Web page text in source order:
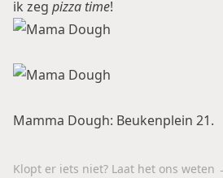
ik zeg pizza time!
Mamma Dough: Beukenplein 21.
Klopt er iets niet? Laat het ons weten